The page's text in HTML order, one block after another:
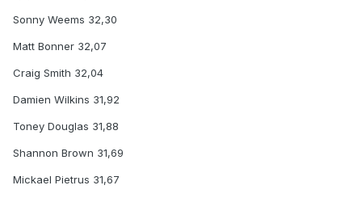
Sonny Weems 32,30
Matt Bonner 32,07
Craig Smith 32,04
Damien Wilkins 31,92
Toney Douglas 31,88
Shannon Brown 31,69
Mickael Pietrus 31,67